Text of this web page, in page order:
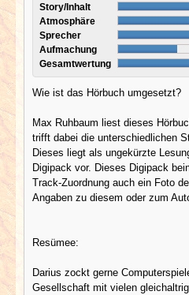
Story/Inhalt
Atmosphäre
Sprecher
Aufmachung
Gesamtwertung
Wie ist das Hörbuch umgesetzt?
Max Ruhbaum liest dieses
trifft dabei die unterschiedlichen
Dieses liegt als ungekürzte
Digipack vor. Dieses Digipack
Track-Zuordnung auch ein Foto
Angaben zu diesem oder zum
Resümee:
Darius zockt gerne
Gesellschaft mit vielen